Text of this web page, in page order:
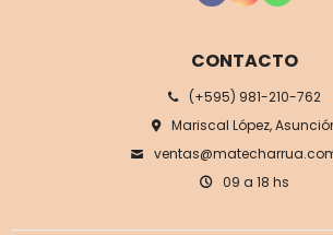
CONTACTO
(+595) 981-210-762
Mariscal López,
09 a 18 hs